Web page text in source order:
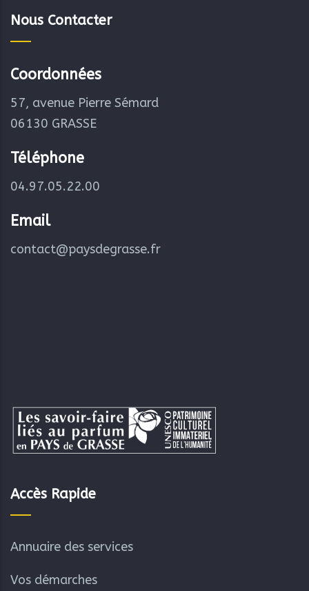
Nous Contacter
Coordonnées
57, avenue Pierre Sémard
06130 GRASSE
Téléphone
04.97.05.22.00
Email
contact@paysdegrasse.fr
Accès Rapide
Annuaire des services
Vos démarches